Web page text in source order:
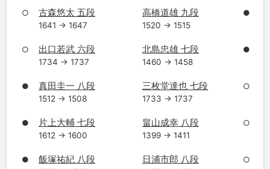
○ 古森悠太 五段
1641 → 1647
高橋道雄 九段
1520 → 1515
●
○ 出口若武 六段
1734 → 1737
北島忠雄 七段
1460 → 1458
●
● 真田圭一 八段
1512 → 1508
三枚堂達也 七段
1733 → 1737
○
● 片上大輔 七段
1612 → 1600
畠山成幸 八段
1399 → 1411
○
● 飯塚祐紀 八段 日浦市郎 八段 ○